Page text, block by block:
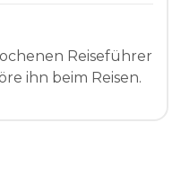
Reiseführer
ihn beim Reisen.